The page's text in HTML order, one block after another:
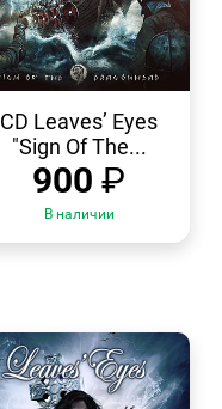
ПРОСМОТР
CD Leaves’ Eyes
"Sign Of The...
900 ₽
В наличии